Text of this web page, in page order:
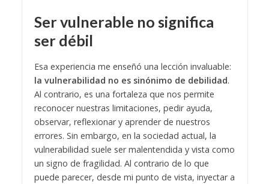
Ser vulnerable no significa
ser débil
Esa experiencia me enseñó una lección invaluable:
la vulnerabilidad no es sinónimo de debilidad.
Al contrario, es una fortaleza que nos permite
reconocer nuestras limitaciones, pedir ayuda,
observar, reflexionar y aprender de nuestros
errores. Sin embargo, en la sociedad actual, la
vulnerabilidad suele ser malentendida y vista como
un signo de fragilidad. Al contrario de lo que
puede parecer, desde mi punto de vista, inyectar a